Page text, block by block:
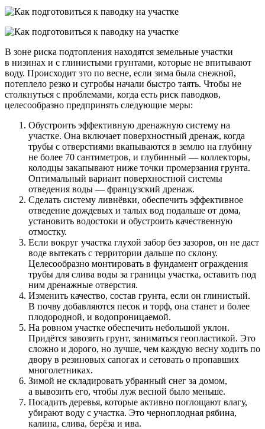
В зоне риска подтопления находятся земельные участки
в низинах и с глинистыми грунтами, которые не впитывают
воду. Происходит это по весне, если зима была снежной,
потеплело резко и сугробы начали быстро таять. Чтобы не
столкнуться с проблемами, когда есть риск паводков,
целесообразно предпринять следующие меры:
Обустроить эффективную дренажную систему на
участке. Она включает поверхностный дренаж, когда
трубы с отверстиями вкапываются в землю на глубину
не более 70 сантиметров, и глубинный — коллекторы,
колодцы закапывают ниже точки промерзания грунта.
Оптимальный вариант поверхностной системы
отведения воды — французский дренаж.
Сделать систему ливнёвки, обеспечить эффективное
отведение дождевых и талых вод подальше от дома,
установить водостоки и обустроить качественную
отмостку.
Если вокруг участка глухой забор без зазоров, он не даст
воде вытекать с территории дальше по склону.
Целесообразно монтировать в фундамент ограждения
трубы для слива воды за границы участка, оставить под
ним дренажные отверстия.
Изменить качество, состав грунта, если он глинистый.
В почву добавляются песок и торф, она станет и более
плодородной, и водопроницаемой.
На ровном участке обеспечить небольшой уклон.
Придётся завозить грунт, заниматься геопластикой. Это
сложно и дорого, но лучше, чем каждую весну ходить по
двору в резиновых сапогах и сетовать о пропавших
многолетниках.
Зимой не складировать убранный снег за домом,
а вывозить его, чтобы луж весной было меньше.
Посадить деревья, которые активно поглощают влагу,
убирают воду с участка. Это черноплодная рябина,
калина, слива, берёза и ива.